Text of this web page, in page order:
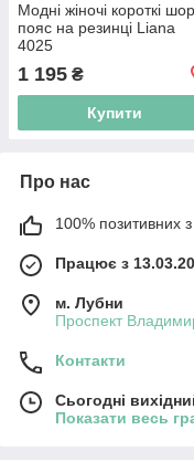
Модні жіночі короткі
пояс на резинці Liana
4025
1 195 ₴
Купити
Про нас
100% позитивних з
Працює з
м. Лубни
Проспект
Контакти
Сьогодні
Показати весь